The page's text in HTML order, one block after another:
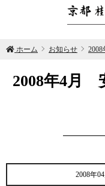
ホーム お知らせ
2008年4月
2008年